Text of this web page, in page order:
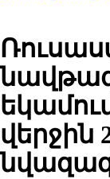
վերջին